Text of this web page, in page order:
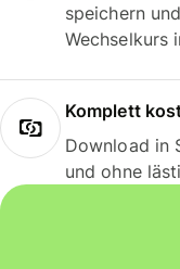
speichern
Wechselkurs
Komplett
Download in
und ohne